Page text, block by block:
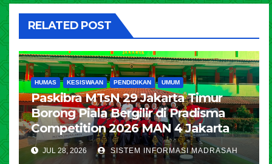
RELATED POST
HUMAS KESISWAAN PENDIDIKAN UMUM
Paskibra MTsN 29 Jakarta Timur
Borong Piala Bergilir di Pradisma
Competition 2026 MAN 4 Jakarta
JUL 28, 2026 SISTEM INFORMASI MADRASAH